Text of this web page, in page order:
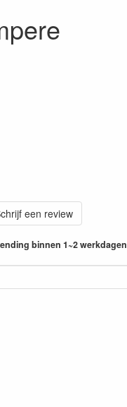
een review
binnen 1~2 werkdagen